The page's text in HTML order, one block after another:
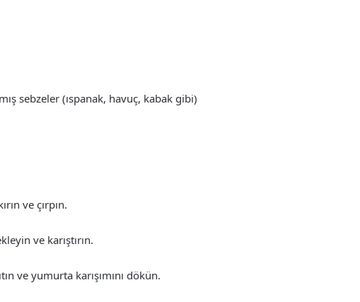
sebzeler (ıspanak, havuç, kabak gibi)
ve çırpın.
ve karıştırın.
ve yumurta karışımını dökün.